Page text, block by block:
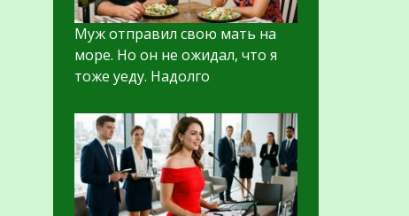
Муж отправил свою мать на
море. Но он не ожидал, что я
тоже уеду. Надолго